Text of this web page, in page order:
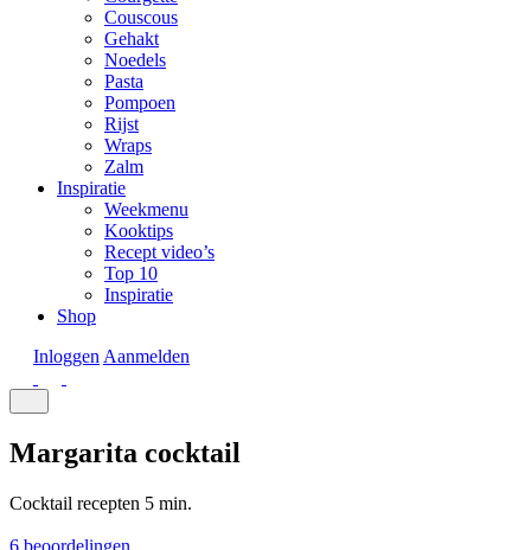
Couscous
Gehakt
Noedels
Pasta
Pompoen
Rijst
Wraps
Zalm
Inspiratie
Weekmenu
Kooktips
Recept video’s
Top 10
Inspiratie
Shop
Inloggen Aanmelden
Margarita cocktail
Cocktail recepten 5 min.
6 beoordelingen